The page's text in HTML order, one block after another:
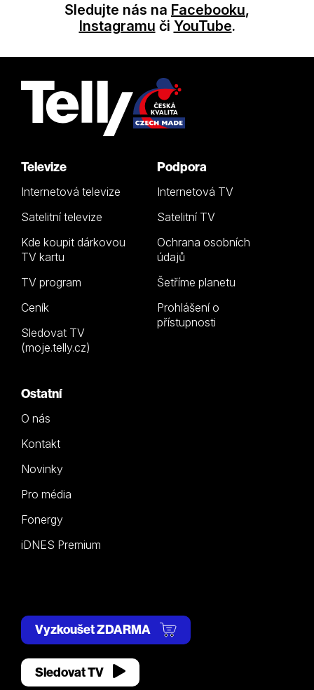
Sledujte nás na Facebooku,
Instagramu či YouTube.
Televize
Internetová televize
Satelitní televize
Kde koupit dárkovou
TV kartu
TV program
Ceník
Sledovat TV
(moje.telly.cz)
Podpora
Internetová TV
Satelitní TV
Ochrana osobních
údajů
Šetříme planetu
Prohlášení o
přístupnosti
Ostatní
O nás
Kontakt
Novinky
Pro média
Fonergy
iDNES Premium
Vyzkoušet ZDARMA
Sledovat TV